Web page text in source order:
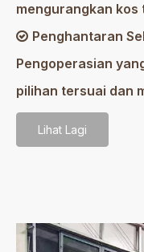
mengurangkan kos
 Penghantaran
Pengoperasian
pilihan tersuai dan
Lihat Lagi